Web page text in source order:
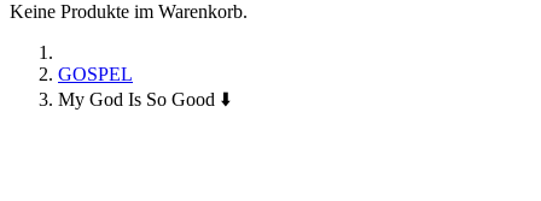
Keine Produkte im Warenkorb.
GOSPEL
My God Is So Good ⬇️